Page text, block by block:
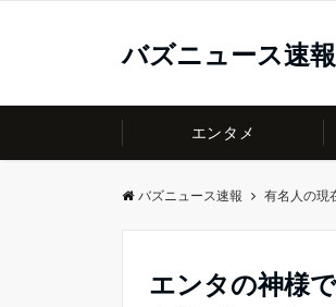
バズニュース速報
エンタメ
バズニュース速報 有名人の現
エンタの神様